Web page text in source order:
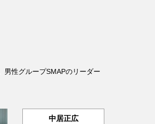
男性グループSMAPのリーダー
中居正広